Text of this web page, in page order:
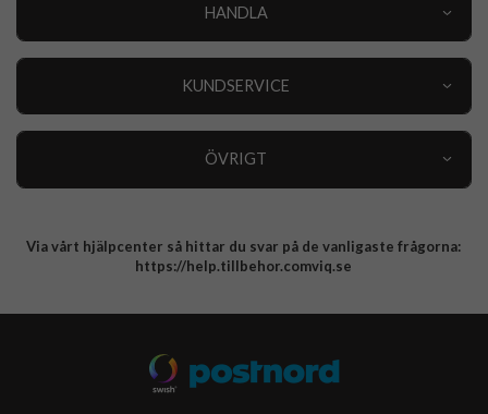
HANDLA
KUNDSERVICE
ÖVRIGT
Integritetspolicy
Via vårt hjälpcenter så hittar du svar på de vanligaste frågorna:
https://help.tillbehor.comviq.se